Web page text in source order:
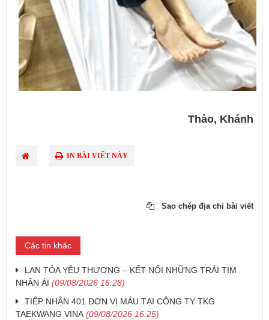
Thảo, Khánh
IN BÀI VIẾT NÀY
Sao chép địa chỉ bài viết
Các tin khác
LAN TỎA YÊU THƯƠNG – KẾT NỐI NHỮNG TRÁI TIM
NHÂN ÁI (09/08/2026 16:28)
TIẾP NHẬN 401 ĐƠN VỊ MÁU TẠI CÔNG TY TKG
TAEKWANG VINA(09/08/2026 16:25)